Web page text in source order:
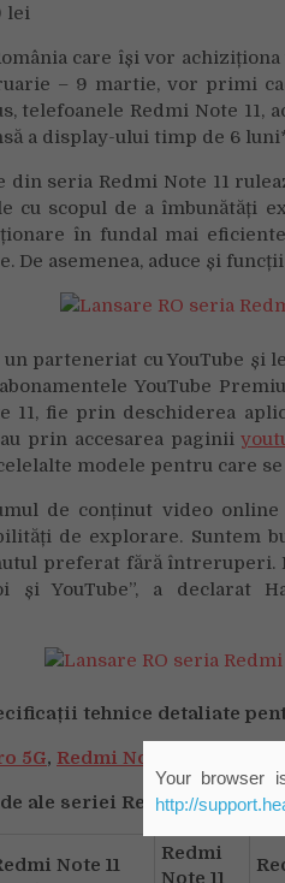
lei
care își vor achiziționa
– 9 martie, vor primi
telefoanele Redmi Note
a display-ului timp de 6
din seria Redmi Note 11
cu scopul de a îmbunătăți
în fundal mai
De asemenea, aduce și
un parteneriat cu YouTube
YouTube
11, fie prin deschiderea
prin accesarea paginii
modele pentru care
de conținut video
de explorare. Suntem
preferat fără întreruperi.
și YouTube”, a declarat
tehnice detaliate
5G, Redmi Note 11 Pro
ale seriei Redmi Note 11:
Note 11
Redmi
Note 11
Your browser
http://